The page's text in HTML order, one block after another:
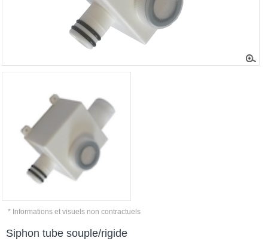
* Informations et visuels non contractuels
Siphon tube souple/rigide